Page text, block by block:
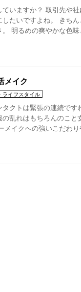
いますか？ 取引先や
たいですよね。 きち
明るめの爽やかな色味
メイク
ライフスタイル
クトは緊張の連続です
乱れはもちろんのこと
メイクへの強いこだわり